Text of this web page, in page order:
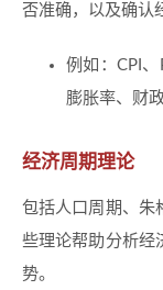
否准确，以及确认
例如：CPI
膨胀率、财
经济周期理论
包括人口周期、朱
些理论帮助分析经
势。